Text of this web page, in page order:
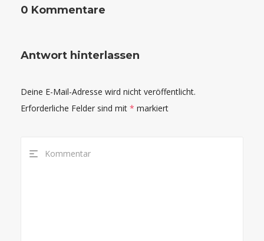
0 Kommentare
Antwort hinterlassen
Deine E-Mail-Adresse wird nicht veröffentlicht.
Erforderliche Felder sind mit * markiert